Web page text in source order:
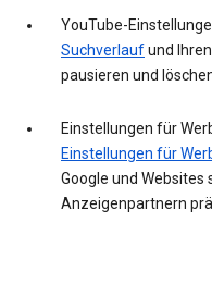
YouTube-
Suchverlaufund Ihren
pausieren und
Einstellungen für
Einstellungen für
Google und Websites
Anzeigenpartnern